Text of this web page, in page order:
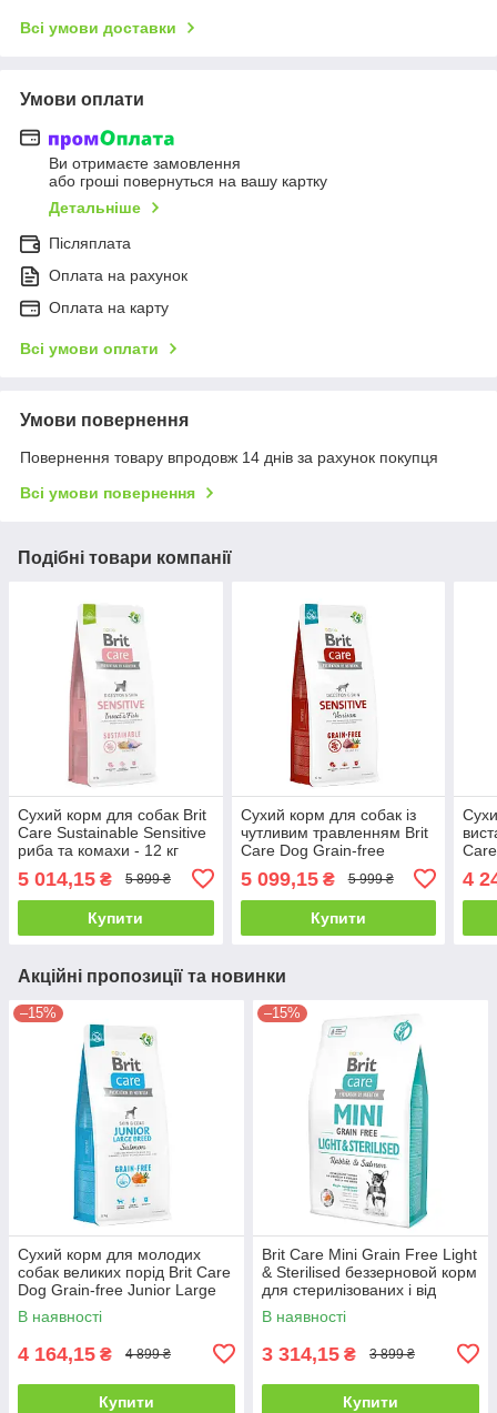
Всі умови доставки
Умови оплати
Ви отримаєте замовлення
або гроші повернуться на вашу картку
Детальніше
Післяплата
Оплата на рахунок
Оплата на карту
Всі умови оплати
Умови повернення
Повернення товару впродовж 14 днів за рахунок покупця
Всі умови повернення
Подібні товари компанії
Сухий корм для собак Brit
Care Sustainable Sensitive
риба та комахи - 12 кг
5 014,15 ₴ 5 899 ₴
Купити
Сухий корм для собак із
чутливим травленням Brit
Care Dog Grain-free
Sensitive беззерновий - 12
кг
5 099,15₴ 5 999 ₴
Купити
кг
4
Акційні пропозиції та новинки
–15%
Сухий корм для молодих
собак великих порід Brit Care
Dog Grain-free Junior Large
Breed - 12 кг
В наявності
4 164,15 ₴ 4 899 ₴
Купити
–15%
Brit Care Mini Grain Free Light
& Sterilised беззерновой корм
для стерилізованих і від
надмірної ваги собак -7 кг
В наявності
3 314,15 ₴ 3 899 ₴
Купити